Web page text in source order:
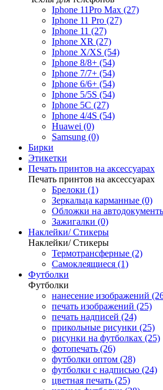
Iphone 11Pro Max (27)
Iphone 11 Pro (27)
Iphone 11 (27)
Iphone XR (27)
Iphone X/XS (54)
Iphone 8/8+ (54)
Iphone 7/7+ (54)
Iphone 6/6+ (54)
Iphone 5/5S (54)
Iphone 5C (27)
Iphone 4/4S (54)
Huawei (0)
Samsung (0)
Бирки
Этикетки
Печать принтов на аксессуарах
Печать принтов на аксессуарах
Брелоки (1)
Зеркальца карманные (0)
Обложки на
Зажигалки (0)
Наклейки/ Стикеры
Наклейки/ Стикеры
Термотрансферные (2)
Самоклеящиеся (1)
Футболки
Футболки
нанесение изображений
печать изображений (25)
печать надписей (24)
прикольные рисунки (25)
рисунки на футболках (25)
фотопечать (26)
футболки оптом (28)
футболки с надписью (24)
цветная печать (25)